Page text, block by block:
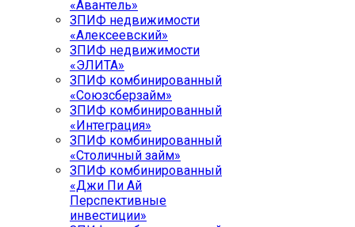
«Авантель»
ЗПИФ недвижимости
«Алексеевский»
ЗПИФ недвижимости
«ЭЛИТА»
ЗПИФ комбинированный
«Союзсберзайм»
ЗПИФ комбинированный
«Интеграция»
ЗПИФ комбинированный
«Столичный займ»
ЗПИФ комбинированный
«Джи Пи Ай
Перспективные
инвестиции»